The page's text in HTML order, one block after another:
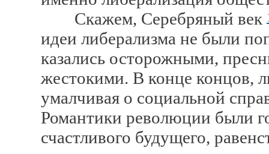
Скажем, Серебряный век
идеи либерализма не были
казались осторожными,
жестокими. В конце концов,
умалчивая о социальной
Романтики революции были
счастливого будущего,